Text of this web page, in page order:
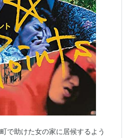
助けた女の家に居候するよう